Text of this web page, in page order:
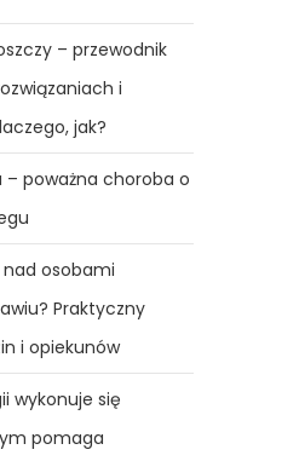
– przewodnik
i
jak?
– poważna choroba o
osobami
Praktyczny
i opiekunów
wykonuje się
pomaga